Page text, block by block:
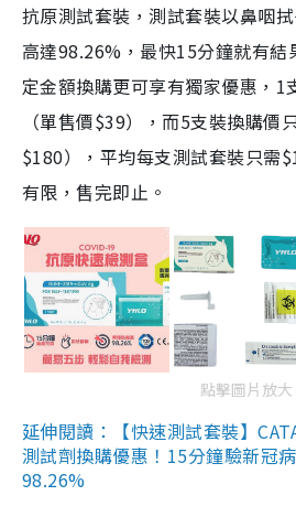
抗原測試套裝，測試套裝以鼻咽
高達98.26%，最快15分鐘就有結
定金額換購更可享有獨家優惠，
（單售價$39），而5支裝換購價
$180），平均每支測試套裝只需
有限，售完即止。
點擊圖片放大
延伸閱讀：【快速測試套裝】
測試劑換購優惠！15分鐘驗新冠
98.26%